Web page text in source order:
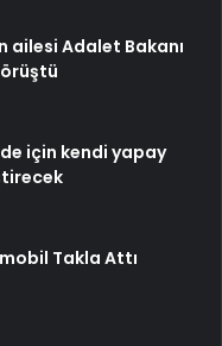
ailesi Adalet Bakanı
için kendi yapay
Takla Attı